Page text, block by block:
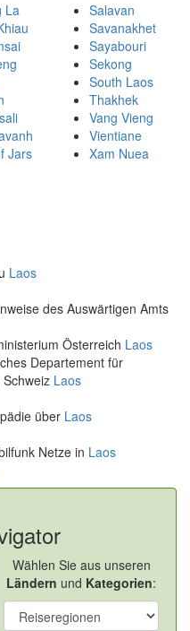
La
Jars
Salavan
Savanakhet
Sayabouri
Sekong
South Laos
Thakhek
Vang Vieng
Vientiane
Xam Nuea
Laos
des Auswärtigen Amts
Österreich Laos
Departement für
Laos
über Laos
Netze in Laos
Wählen Sie aus unseren
Ländern und Kategorien: